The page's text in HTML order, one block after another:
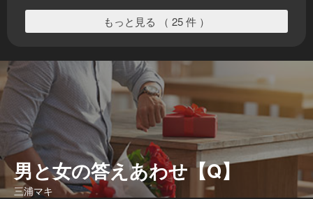
もっと見る （ 25 件 ）
男と女の答えあわせ【Q】
三浦マキ